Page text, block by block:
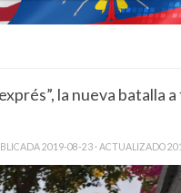
la nueva batalla
2019-08-23 · ACTUALIZADO